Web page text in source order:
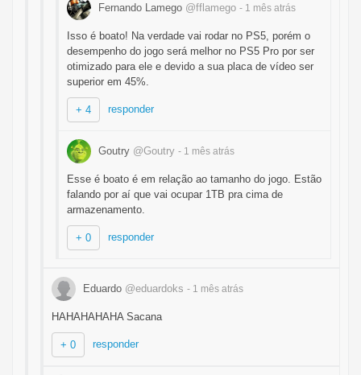
Fernando Lamego @fflamego - 1 mês atrás
Isso é boato! Na verdade vai rodar no PS5, porém o
desempenho do jogo será melhor no PS5 Pro por ser
otimizado para ele e devido a sua placa de vídeo ser
superior em 45%.
+ 4 responder
Goutry @Goutry - 1 mês atrás
Esse é boato é em relação ao tamanho do jogo. Estão
falando por aí que vai ocupar 1TB pra cima de
armazenamento.
+ 0 responder
Eduardo @eduardoks - 1 mês atrás
HAHAHAHAHA Sacana
+ 0 responder